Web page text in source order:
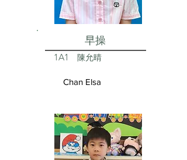
早操
1A1 陳允晴
Chan Elsa